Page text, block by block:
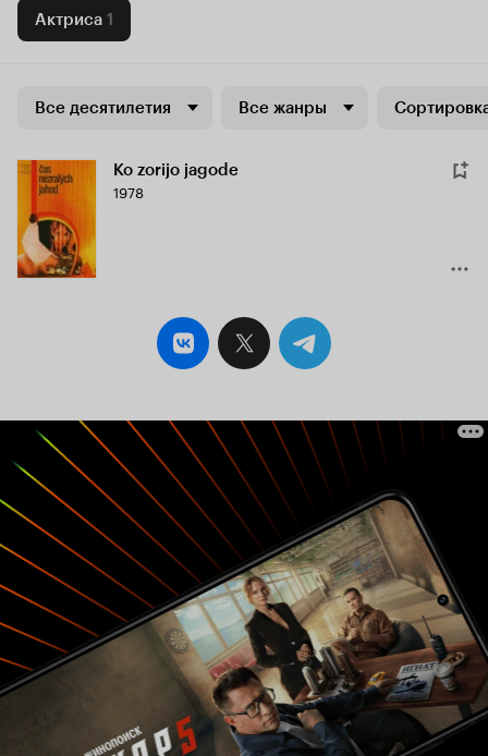
Актриса 1
Все десятилетия Все жанры
Ko zorijo jagode
1978